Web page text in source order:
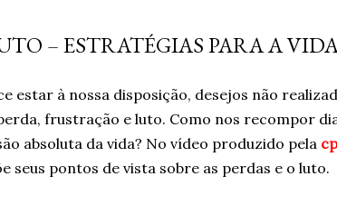
aprendera que o cigarro não era a
contrário, que criava mais problemas.
Um ano sem fumar cigarro. Um ano.
escritor, formado em jornalismo . Autor
– ESTRATÉGIAS PARA A
estar à nossa disposição, desejos não
frustração e luto. Como nos recompor
absoluta da vida? No vídeo produzido pela
seus pontos de vista sobre as perdas e o luto.